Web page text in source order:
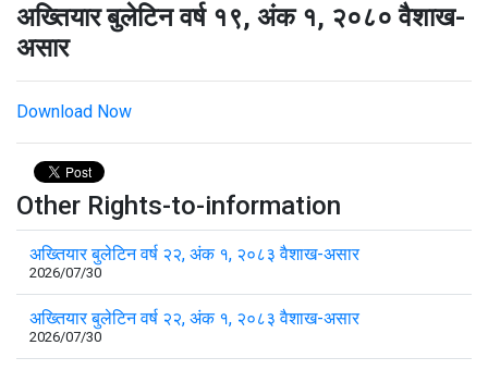
अख्तियार बुलेटिन वर्ष १९, अंक १, २०८० वैशाख-
असार
Download Now
Other Rights-to-information
अख्तियार बुलेटिन वर्ष २२, अंक १, २०८३ वैशाख-असार
2026/07/30
अख्तियार बुलेटिन वर्ष २२, अंक १, २०८३ वैशाख-असार
2026/07/30